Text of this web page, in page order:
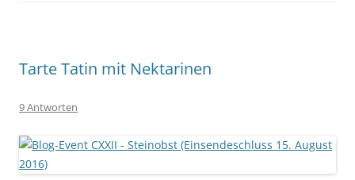
Tarte Tatin mit Nektarinen
9 Antworten